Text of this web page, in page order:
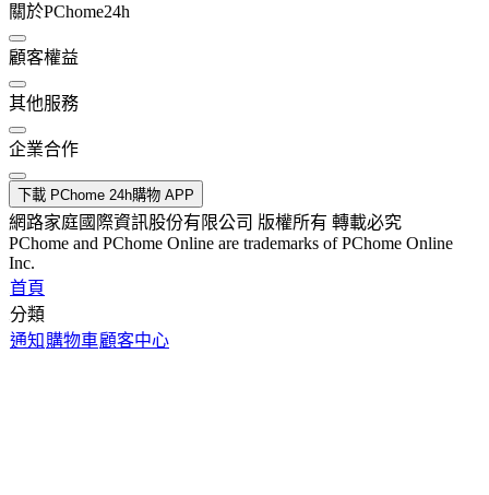
關於PChome24h
顧客權益
其他服務
企業合作
下載 PChome 24h購物 APP
網路家庭國際資訊股份有限公司 版權所有 轉載必究
PChome and PChome Online are trademarks of PChome Online
Inc.
首頁
分類
通知 購物車顧客中心